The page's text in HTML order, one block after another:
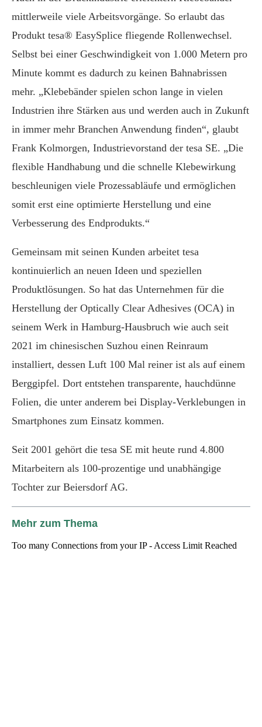
mittlerweile viele Arbeitsvorgänge. So erlaubt das
Produkt tesa® EasySplice fliegende Rollenwechsel.
Selbst bei einer Geschwindigkeit von 1.000 Metern pro
Minute kommt es dadurch zu keinen Bahnabrissen
mehr. „Klebebänder spielen schon lange in vielen
Industrien ihre Stärken aus und werden auch in Zukunft
in immer mehr Branchen Anwendung finden“, glaubt
Frank Kolmorgen, Industrievorstand der tesa SE. „Die
flexible Handhabung und die schnelle Klebewirkung
beschleunigen viele Prozessabläufe und ermöglichen
somit erst eine optimierte Herstellung und eine
Verbesserung des Endprodukts.“
Gemeinsam mit seinen Kunden arbeitet tesa
kontinuierlich an neuen Ideen und speziellen
Produktlösungen. So hat das Unternehmen für die
Herstellung der Optically Clear Adhesives (OCA) in
seinem Werk in Hamburg-Hausbruch wie auch seit
2021 im chinesischen Suzhou einen Reinraum
installiert, dessen Luft 100 Mal reiner ist als auf einem
Berggipfel. Dort entstehen transparente, hauchdünne
Folien, die unter anderem bei Display-Verklebungen in
Smartphones zum Einsatz kommen.
Seit 2001 gehört die tesa SE mit heute rund 4.800
Mitarbeitern als 100-prozentige und unabhängige
Tochter zur Beiersdorf AG.
Mehr zum Thema